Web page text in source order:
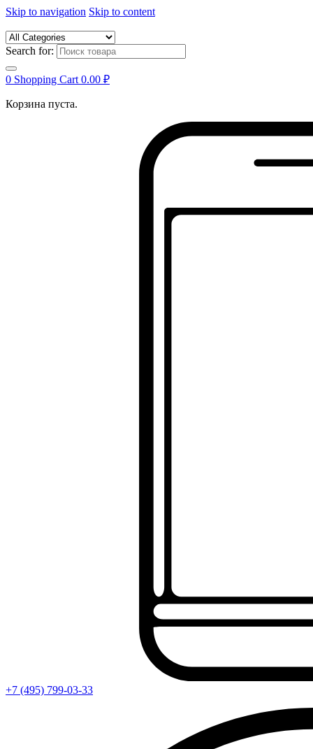
Skip to navigation Skip to content
Search for:
0 Shopping Cart 0.00 ₽
Корзина пуста.
+7 (495) 799-03-33